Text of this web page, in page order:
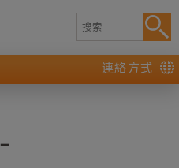
連絡方式